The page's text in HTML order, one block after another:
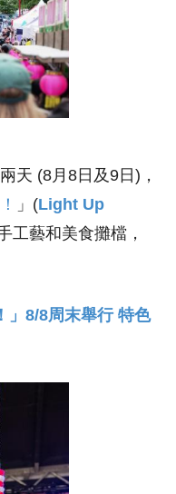
天 (8月8日及9日)，
」(Light Up
工藝和美食攤檔，
」8/8周末舉行 特色